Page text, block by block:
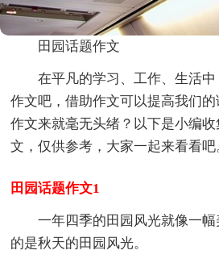
田园话题作文
在平凡的学习、工作、生活
作文吧，借助作文可以提高我们
作文来就毫无头绪？以下是小编
文，仅供参考，大家一起来看看吧
田园话题作文1
一年四季的田园风光就像一
的是秋天的田园风光。